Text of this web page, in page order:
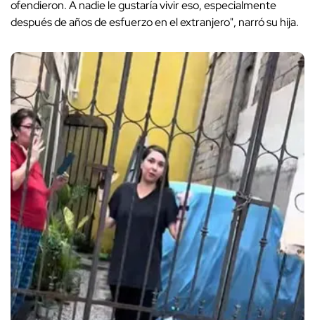
ofendieron. A nadie le gustaría vivir eso, especialmente
después de años de esfuerzo en el extranjero", narró su hija.